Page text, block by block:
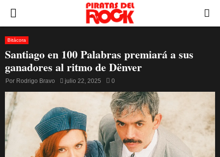
PRIMARY
MENU
Bitácora
Santiago en 100 Palabras premiará a sus
ganadores al ritmo de Dënver
Por Rodrigo Bravo julio 22, 2025 0